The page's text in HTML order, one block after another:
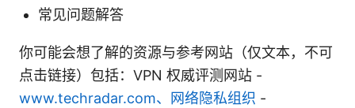
常见问题解答
你可能会想了解的资源与参考网站（仅文本，不可
点击链接）包括：VPN 权威评测网站 -
www.techradar.com、网络隐私组织 -